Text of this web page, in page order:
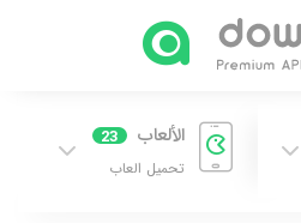
الألعاب 23
تحميل العاب